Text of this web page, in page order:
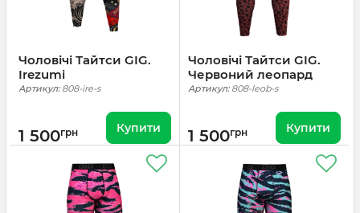
повсякденний вигляд — сучасним.
Чоловічі Тайтси GIG.
Irezumi
Артикул:808-ire-s
1 500грн Купити
Чоловічі Тайтси GIG.
Червоний леопард
Артикул:808-leob-s
1 500грн Купити